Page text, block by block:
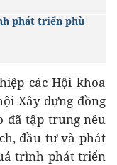
phát triển phù
các Hội khoa
Xây dựng đồng
đã tập trung nêu
đầu tư và phát
trình phát triển